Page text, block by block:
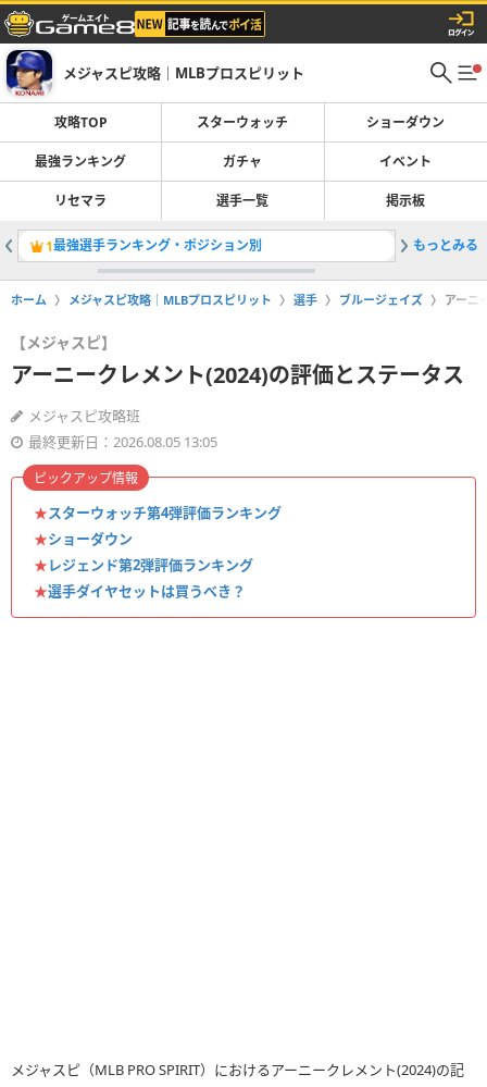
メジャスピ攻略｜MLBプロスピリット
攻略TOP スターウォッチ ショーダウン
最強ランキング ガチャ イベント
リセマラ 選手一覧 掲示板
1最強選手ランキング・ポジション別 2ガチャ
もっとみる
ホーム メジャスピ攻略｜MLBプロスピリット 選手 ブルージェイズ アーニ
【メジャスピ】
アーニークレメント(2024)の評価とステータス
メジャスピ攻略班
最終更新日：2026.08.05 13:05
★スターウォッチ第4弾評価ランキング
★ショーダウン
★レジェンド第2弾評価ランキング
★選手ダイヤセットは買うべき？
ピックアップ情報
メジャスピ（MLB PRO SPIRIT）におけるアーニークレメント(2024)の記